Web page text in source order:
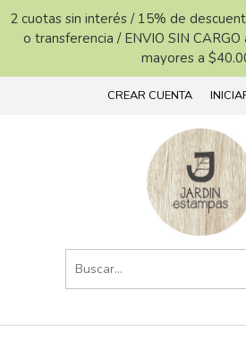
2 cuotas sin interés / 15% de
o transferencia / ENVIO SIN
mayores a
CREAR CUENTA